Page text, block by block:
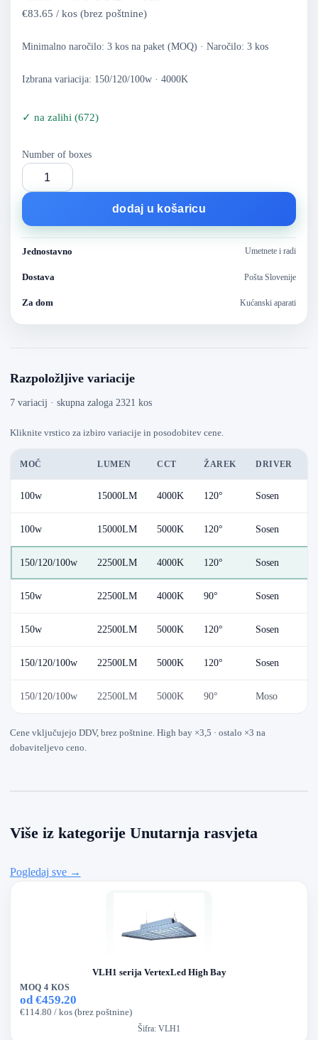
€83.65 / kos (brez poštnine)
Minimalno naročilo: 3 kos na paket (MOQ) · Naročilo: 3 kos
Izbrana variacija: 150/120/100w · 4000K
✓ na zalihi (672)
Number of boxes
dodaj u košaricu
Jednostavno Umetnete i radi
Dostava Pošta Slovenije
Za dom Kućanski aparati
Razpoložljive variacije
7 variacij · skupna zaloga 2321 kos
Kliknite vrstico za izbiro variacije in posodobitev cene.
MOČ LUMEN CCT ŽAREK DRIVER
100w 15000LM 4000K 120° Sosen
100w 15000LM 5000K 120° Sosen
150/120/100w 22500LM 4000K 120° Sosen
150w 22500LM 4000K 90° Sosen
150w 22500LM 5000K 120° Sosen
150/120/100w 22500LM 5000K 120° Sosen
150/120/100w 22500LM 5000K 90° Moso
Cene vključujejo DDV, brez poštnine. High bay ×3,5 · ostalo ×3 na
dobaviteljevo ceno.
Više iz kategorije Unutarnja rasvjeta
Pogledaj sve →
VLH1 serija VertexLed High Bay
MOQ 4 KOS
od €459.20
€114.80 / kos (brez poštnine)
Šifra: VLH1